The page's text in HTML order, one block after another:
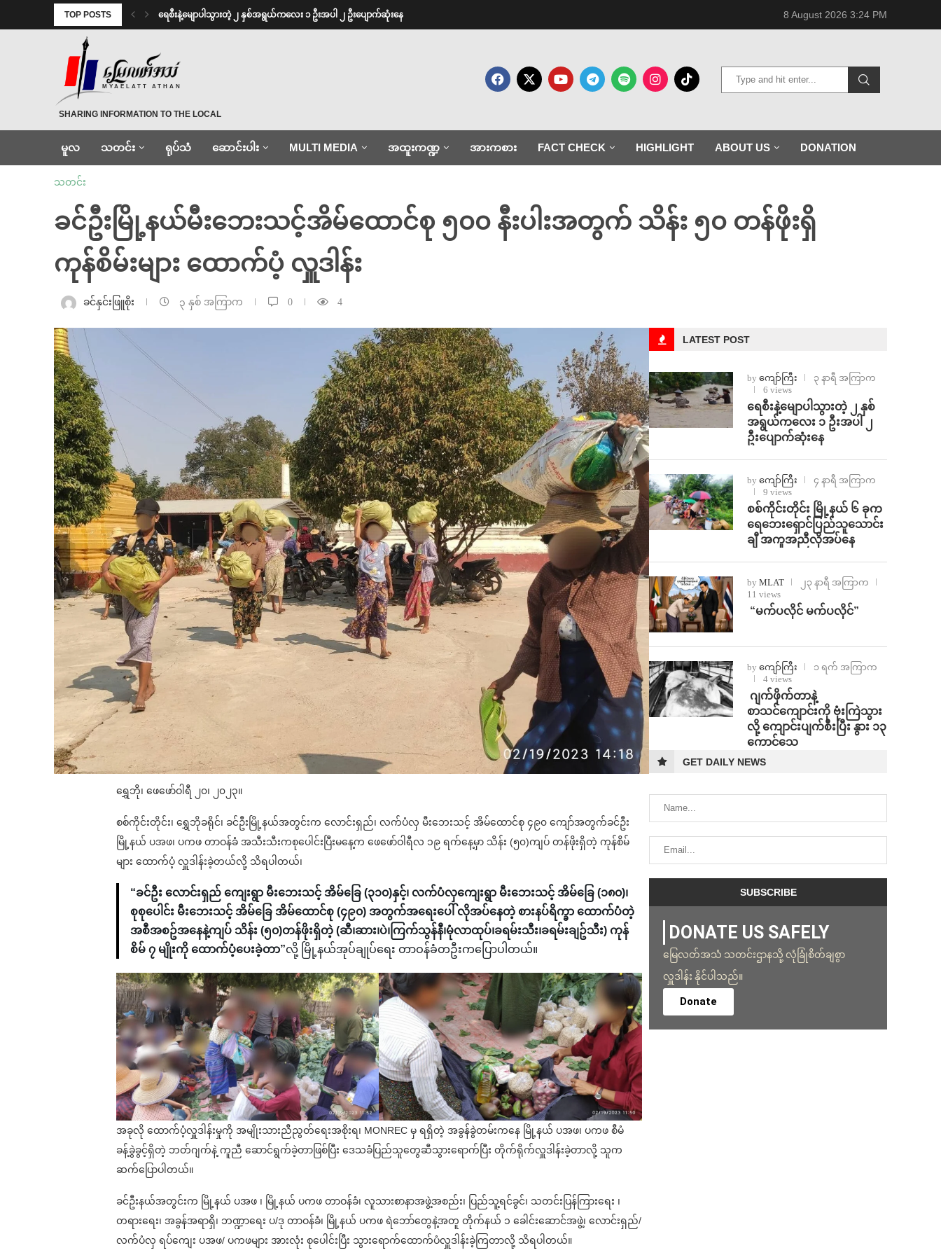
TOP POSTS ရေစီးနဲ့မျောပါသွားတဲ့ ၂ နှစ်အရွယ်ကလေး ၁ ဦးအပါ ၂ ဦးပျောက်ဆုံးနေ 8 August 2026 3:24 PM
MYAELATT ATHAN
SHARING INFORMATION TO THE LOCAL
မူလ သတင်း ရုပ်သံ ဆောင်းပါး MULTI MEDIA အထူးကဏ္ဍ အားကစား FACT CHECK HIGHLIGHT ABOUT US DONATION
သတင်း
ခင်ဦးမြို့နယ်မီးဘေးသင့်အိမ်ထောင်စု ၅၀၀ နီးပါးအတွက် သိန်း ၅၀ တန်ဖိုးရှိ
ကုန်စိမ်းများ ထောက်ပံ့ လှူဒါန်း
ခင်နှင်းဖြူစိုး ၃ နှစ် အကြာက 0 4
ရွှေဘို၊ ဖေဖော်ဝါရီ ၂၀၊ ၂၀၂၃။
စစ်ကိုင်းတိုင်း၊ ရွှေဘိုခရိုင်၊ ခင်ဦးမြို့နယ်အတွင်းက လောင်းရှည်၊ လက်ပံလှ မီးဘေးသင့် အိမ်ထောင်စု ၄၉၀ ကျော်အတွက်ခင်ဦး
မြို့နယ် ပအဖ၊ ပကဖ တာဝန်ခံ အသီးသီးကစုပေါင်းပြီးမနေ့က ဖေဖော်ဝါရီလ ၁၉ ရက်နေ့မှာ သိန်း (၅၀)ကျပ် တန်ဖိုးရှိတဲ့ ကုန်စိမ်
များ ထောက်ပံ့ လှူဒါန်းခဲ့တယ်လို့ သိရပါတယ်၊
“ခင်ဦး လောင်းရှည် ကျေးရွာ မီးဘေးသင့် အိမ်ခြေ (၃၁၀)နှင့်၊ လက်ပံလှကျေးရွာ မီးဘေးသင့် အိမ်ခြေ (၁၈၀)၊
စုစုပေါင်း မီးဘေးသင့် အိမ်ခြေ အိမ်ထောင်စု (၄၉၀) အတွက်အရေးပေါ် လိုအပ်နေတဲ့ စားနပ်ရိက္ခာ ထောက်ပံတဲ့
အစီအစဥ်အနေနဲ့ကျပ် သိန်း (၅၀)တန်ဖိုးရှိတဲ့ (ဆီ၊ဆား၊ပဲ၊ကြက်သွန်နီ၊မုံလာထုပ်၊ခရမ်းသီး၊ခရမ်းချဥ်သီး) ကုန်
စိမ် ၇ မျိုးကို ထောက်ပံ့ပေးခဲ့တာ”လို့ မြို့နယ်အုပ်ချုပ်ရေး တာဝန်ခံတဦးကပြောပါတယ်။
အခုလို ထောက်ပံ့လှူဒါန်းမှုကို အမျိုးသားညီညွတ်ရေးအစိုးရ၊ MONREC မှ ရရှိတဲ့ အခွန်ခွဲတမ်းကနေ မြို့နယ် ပအဖ၊ ပကဖ စီမံ
ခန့်ခွဲခွင့်ရှိတဲ့ ဘတ်ဂျက်နဲ့ ကူညီ ဆောင်ရွက်ခဲ့တာဖြစ်ပြီး ဒေသခံပြည်သူတွေဆီသွားရောက်ပြီး တိုက်ရိုက်လှူဒါန်းခဲ့တာလို့ သူက
ဆက်ပြောပါတယ်။
ခင်ဦးနယ်အတွင်းက မြို့နယ် ပအဖ ၊ မြို့နယ် ပကဖ တာဝန်ခံ၊ လူသားစာနာအဖွဲ့အစည်း၊ ပြည်သူ့ရင်ခွင်၊ သတင်းပြန်ကြားရေး ၊
တရားရေး၊ အခွန်အရာရှိ၊ ဘဏ္ဍာရေး ပ/ဒု တာဝန်ခံ၊ မြို့နယ် ပကဖ ရဲဘော်တွေနဲ့အတူ တိုက်နယ် ၁ ခေါင်းဆောင်အဖွဲ့၊ လောင်းရှည်/
လက်ပံလှ ရပ်ကျေး ပအဖ/ ပကဖများ အားလုံး စုပေါင်းပြီး သွားရောက်ထောက်ပံလှူဒါန်းခဲ့ကြတာလို့ သိရပါတယ်။
LATEST POST
by ကျော်ကြီး
၃ နာရီ အကြာက
6 views
ရေစီးနဲ့မျောပါသွားတဲ့ ၂ နှစ်
အရွယ်ကလေး ၁ ဦးအပါ ၂
ဦးပျောက်ဆုံးနေ
by ကျော်ကြီး
၄ နာရီ အကြာက
9 views
စစ်ကိုင်းတိုင်း မြို့နယ် ၆ ခုက
ရေဘေးရှောင်ပြည်သူသောင်း
ချီ အကူအညီလိုအပ်နေ
by MLAT
၂၃ နာရီ အကြာက
11 views
⁨ ⁨“မက်ပလိုင် မက်ပလိုင်”
by ကျော်ကြီး
၁ ရက် အကြာက
4 views
⁨⁩ ⁨ဂျက်ဖိုက်တာနဲ့
စာသင်ကျောင်းကို ဗုံးကြဲသွား
လို့ ကျောင်းပျက်စီးပြီး နွား ၁၃
ကောင်သေ
GET DAILY NEWS
DONATE US SAFELY
မြေလတ်အသံ သတင်းဌာနသို့ လုံခြုံစိတ်ချစွာ
လှူဒါန်း နိုင်ပါသည်။
Donate